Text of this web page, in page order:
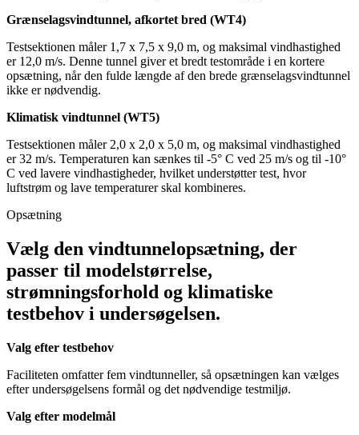
Grænselagsvindtunnel, afkortet bred (WT4)
Testsektionen måler 1,7 x 7,5 x 9,0 m, og maksimal vindhastighed
er 12,0 m/s. Denne tunnel giver et bredt testområde i en kortere
opsætning, når den fulde længde af den brede grænselagsvindtunnel
ikke er nødvendig.
Klimatisk vindtunnel (WT5)
Testsektionen måler 2,0 x 2,0 x 5,0 m, og maksimal vindhastighed
er 32 m/s. Temperaturen kan sænkes til -5° C ved 25 m/s og til -10°
C ved lavere vindhastigheder, hvilket understøtter test, hvor
luftstrøm og lave temperaturer skal kombineres.
Opsætning
Vælg den vindtunnelopsætning, der
passer til modelstørrelse,
strømningsforhold og klimatiske
testbehov i undersøgelsen.
Valg efter testbehov
Faciliteten omfatter fem vindtunneller, så opsætningen kan vælges
efter undersøgelsens formål og det nødvendige testmiljø.
Valg efter modelmål